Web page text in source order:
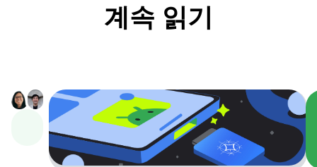
계속 읽기